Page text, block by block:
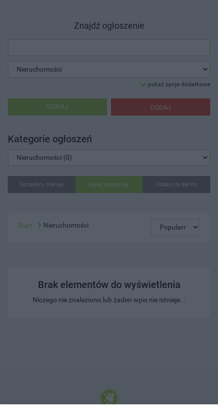
Znajdź ogłoszenie
pokaż opcje dodatkowe
DODAJ
SZUKAJ
Kategorie ogłoszeń
Sprzedam, oferuję Kupię, poszukuję Oddam za darmo
Start Nieruchomości
Brak elementów do wyświetlenia
Niczego nie znaleziono lub żaden wpis nie istnieje...